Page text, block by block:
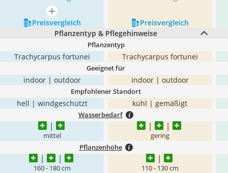
mehr anzeigen
Preis­vergleich
Preis­vergleich
Pflanzentyp & Pflegehinweise
Pflanzentyp
Trachycarpus fortunei Trachycarpus fortunei
Geeignet für
indoor | outdoor indoor | outdoor
Empfohlener Standort
hell | windgeschützt kühl | gemäßigt
Wasserbedarf
mittel gering
Pflanzenhöhe
160 - 180 cm 110 - 130 cm